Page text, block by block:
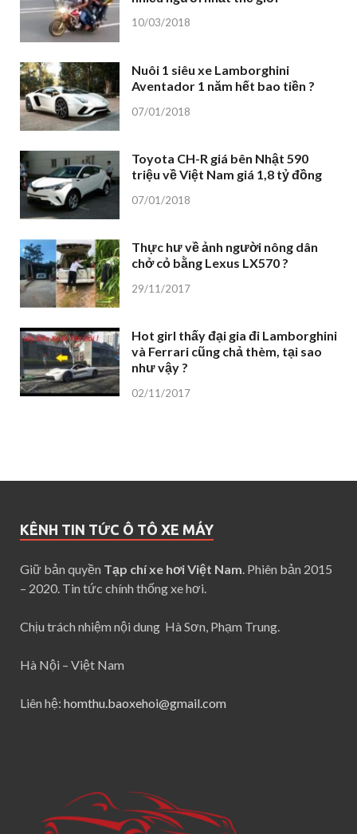
10/03/2018
Nuôi 1 siêu xe Lamborghini
Aventador 1 năm hết bao tiền ?
07/01/2018
Toyota CH-R giá bên Nhật 590
triệu về Việt Nam giá 1,8 tỷ đồng
07/01/2018
Thực hư về ảnh người nông dân
chở cỏ bằng Lexus LX570 ?
29/11/2017
Hot girl thấy đại gia đi Lamborghini
và Ferrari cũng chả thèm, tại sao
như vậy ?
02/11/2017
KÊNH TIN TỨC Ô TÔ XE MÁY
Giữ bản quyền Tạp chí xe hơi Việt Nam. Phiên bản 2015
– 2020. Tin tức chính thống xe hơi.
Chịu trách nhiệm nội dung Hà Sơn, Phạm Trung.
Hà Nội – Việt Nam
Liên hệ: homthu.baoxehoi@gmail.com